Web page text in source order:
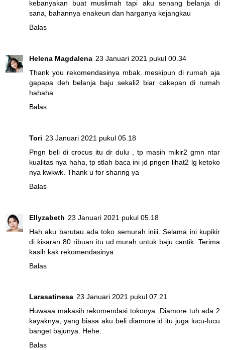
kebanyakan buat muslimah tapi aku senang belanja di
sana, bahannya enakeun dan harganya kejangkau
Balas
Helena Magdalena 23 Januari 2021 pukul 00.34
Thank you rekomendasinya mbak. meskipun di rumah aja
gapapa deh belanja baju sekali2 biar cakepan di rumah
hahaha
Balas
Tori 23 Januari 2021 pukul 05.18
Pngn beli di crocus itu dr dulu , tp masih mikir2 gmn ntar
kualitas nya haha, tp stlah baca ini jd pngen lihat2 lg ketoko
nya kwkwk. Thank u for sharing ya
Balas
Ellyzabeth 23 Januari 2021 pukul 05.18
Hah aku barutau ada toko semurah iniii. Selama ini kupikir
di kisaran 80 ribuan itu ud murah untuk baju cantik. Terima
kasih kak rekomendasinya.
Balas
Larasatinesa 23 Januari 2021 pukul 07.21
Huwaaa makasih rekomendasi tokonya. Diamore tuh ada 2
kayaknya, yang biasa aku beli diamore.id itu juga lucu-lucu
banget bajunya. Hehe.
Balas